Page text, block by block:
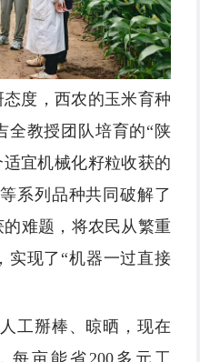
度，西农的玉米育种
全教授团队培育的“陕
宜机械化籽粒收获的
系列品种共同破解了
难题，将农民从繁重
实现了“机器一过直接
工掰棒、晾晒，现在